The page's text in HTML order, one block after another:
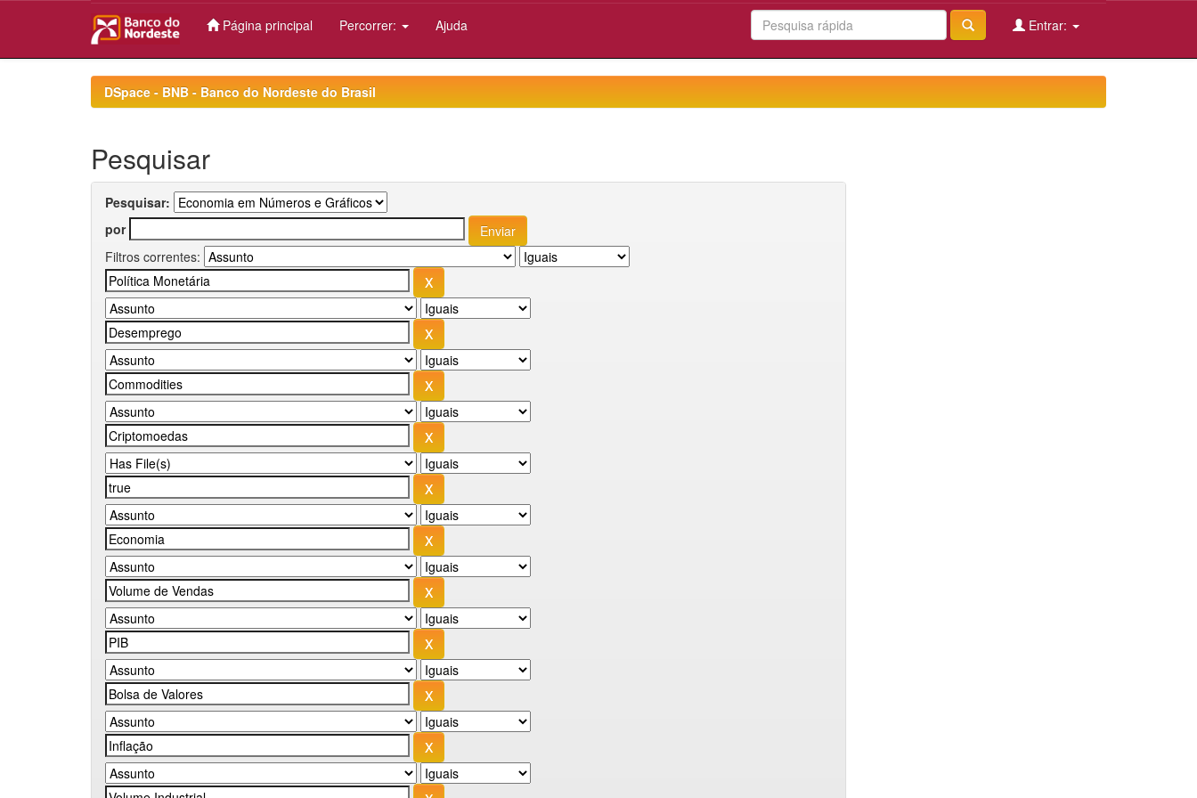
Página principal Percorrer: Ajuda Entrar:
DSpace - BNB - Banco do Nordeste do Brasil
Pesquisar
Pesquisar:
por
Filtros correntes: